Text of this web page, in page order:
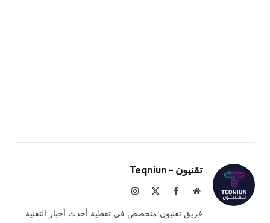
تقنيون - Teqniun
موقعفيسبوك الانستغرام
فريق تقنيون متخصص في تغطية أحدث أخبار التقنية